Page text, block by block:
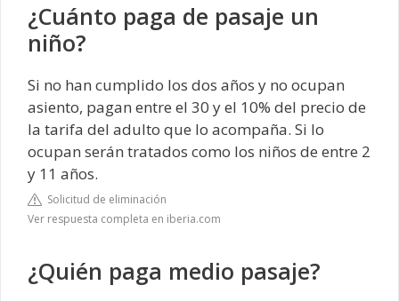
¿Cuánto paga de pasaje un
niño?
Si no han cumplido los dos años y no ocupan
asiento, pagan entre el 30 y el 10% del precio de
la tarifa del adulto que lo acompaña. Si lo
ocupan serán tratados como los niños de entre 2
y 11 años.
Solicitud de eliminación
Ver respuesta completa en iberia.com
¿Quién paga medio pasaje?